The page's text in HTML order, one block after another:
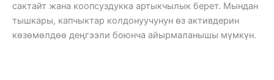
сактайт жана коопсуздукка артыкчылык берет. Мындан
тышкары, капчыктар колдонуучунун өз активдерин
көзөмөлдөө деңгээли боюнча айырмаланышы мүмкүн.